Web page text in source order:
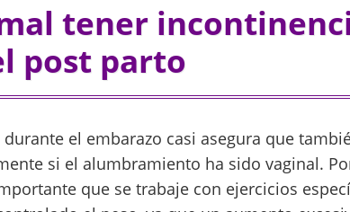
tener
post parto
el embarazo casi asegura que
si el alumbramiento ha sido vaginal.
que se trabaje con ejercicios